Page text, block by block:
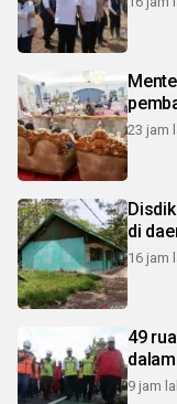
23 jam
di
16 jam
49
9 jam